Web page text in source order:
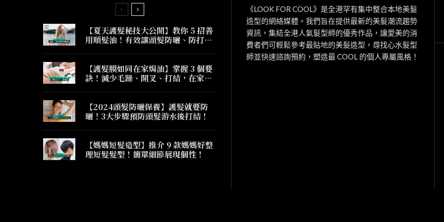
【夏天護髮秘技大公開】教你 5 招善
用順髮油！有效讓頭髮防曬、防打
【護髮膜如同在家焗油】掌握 3 個要
訣！減少毛躁、開叉、打結，在家護
【2024頭髮防曬保養】護髮就要防
曬！3大步驟預防頭髮游水後打結！
【媽媽短髮造型】推介 9 款媽媽好整
理短髮髮型！簡單細節展現個性！
《LOOK FOR COOL》是全港罕有集中整合本地美髮
造型的網絡媒體。我們旨在提供最新的美髮潮流趨勢
資訊，集結全港人氣髮型師的優秀作品，讓愛美的消
費者們可輕鬆參考最貼地的美髮造型，尋找心水髮型
師並快速諮詢預約，塑造最 COOL 的個人專屬風格！